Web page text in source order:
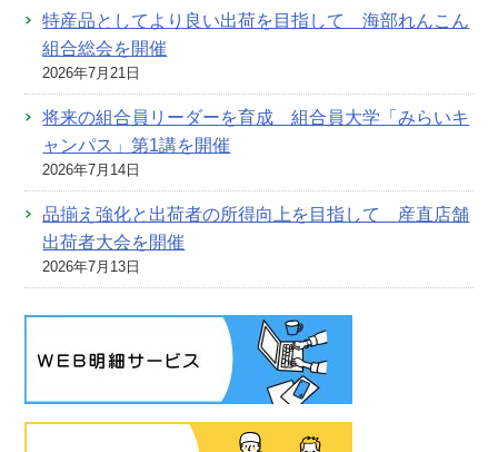
特産品としてより良い出荷を目指して 海部れんこん
組合総会を開催
2026年7月21日
将来の組合員リーダーを育成 組合員大学「みらいキ
ャンパス」第1講を開催
2026年7月14日
品揃え強化と出荷者の所得向上を目指して 産直店舗
出荷者大会を開催
2026年7月13日